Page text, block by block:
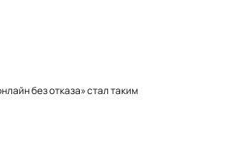
без отказа» стал таким